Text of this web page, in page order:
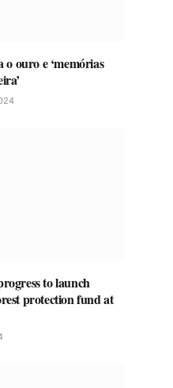
o ouro e ‘memórias
to launch
protection fund at